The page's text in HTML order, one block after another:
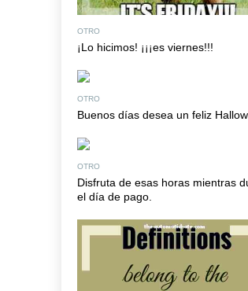
OTRO
¡Lo hicimos! ¡¡¡es viernes!!!
OTRO
Buenos días desea un feliz
OTRO
Disfruta de esas horas mientras
el día de pago.